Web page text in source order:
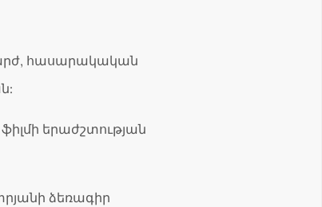
հասարակական
երաժշտության
ձեռագիր